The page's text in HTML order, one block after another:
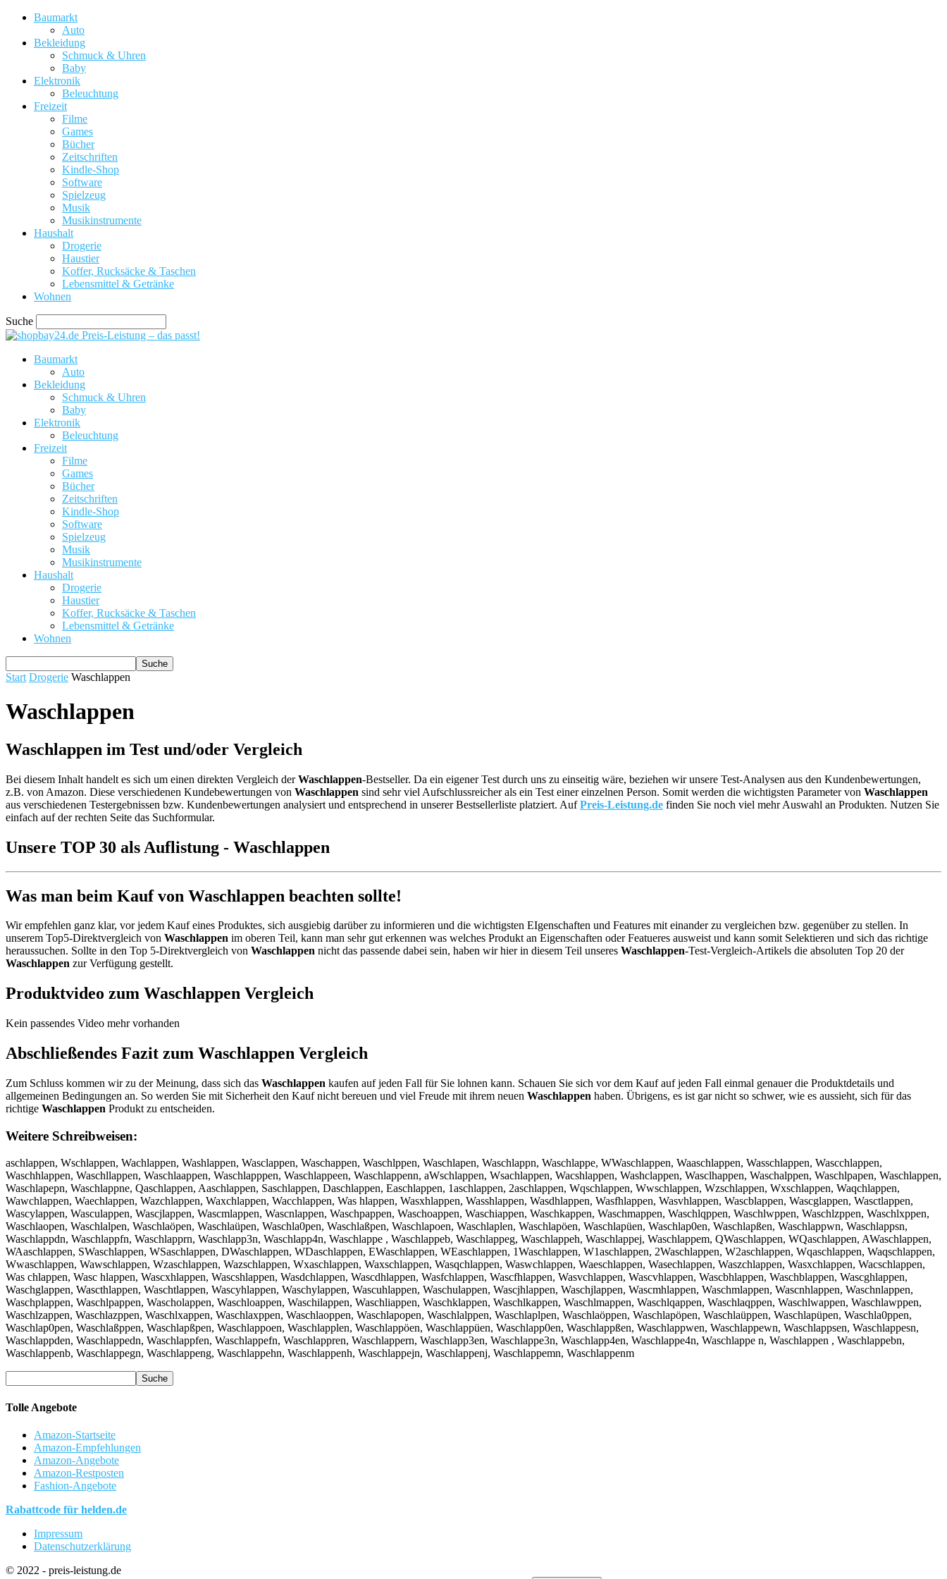
Baumarkt
Auto
Bekleidung
Schmuck & Uhren
Baby
Elektronik
Beleuchtung
Freizeit
Filme
Games
Bücher
Zeitschriften
Kindle-Shop
Software
Spielzeug
Musik
Musikinstrumente
Haushalt
Drogerie
Haustier
Koffer, Rucksäcke & Taschen
Lebensmittel & Getränke
Wohnen
Suche
Preis-Leistung – das passt!
Baumarkt
Auto
Bekleidung
Schmuck & Uhren
Baby
Elektronik
Beleuchtung
Freizeit
Filme
Games
Bücher
Zeitschriften
Kindle-Shop
Software
Spielzeug
Musik
Musikinstrumente
Haushalt
Drogerie
Haustier
Koffer, Rucksäcke & Taschen
Lebensmittel & Getränke
Wohnen
Start Drogerie Waschlappen
Waschlappen
Waschlappen im Test und/oder Vergleich
Bei diesem Inhalt handelt es sich um einen direkten Vergleich derWaschlappen-Bestseller. Da ein eigener Test durch uns zu einseitig wäre, beziehen wir unsere Test-Analysen aus den Kundenbewertungen,
z.B. von Amazon. Diese verschiedenen Kundebewertungen von Waschlappen sind sehr viel Aufschlussreicher als ein Test einer einzelnen Person. Somit werden die wichtigsten Parameter von Waschlappen
aus verschiedenen Testergebnissen bzw. Kundenbewertungen analysiert und entsprechend in unserer Bestsellerliste platziert. AufPreis-Leistung.de finden Sie noch viel mehr Auswahl an Produkten. Nutzen Sie
einfach auf der rechten Seite das Suchformular.
Unsere TOP 30 als Auflistung - Waschlappen
Was man beim Kauf von Waschlappen beachten sollte!
Wir empfehlen ganz klar, vor jedem Kauf eines Produktes, sich ausgiebig darüber zu informieren und die wichtigsten EIgenschaften und Features mit einander zu vergleichen bzw. gegenüber zu stellen. In
unserem Top5-Direktvergleich von Waschlappen im oberen Teil, kann man sehr gut erkennen was welches Produkt an Eigenschaften oder Featueres ausweist und kann somit Selektieren und sich das richtige
heraussuchen. Sollte in den Top 5-Direktvergleich von Waschlappen nicht das passende dabei sein, haben wir hier in diesem Teil unseres Waschlappen-Test-Vergleich-Artikels die absoluten Top 20 der
Waschlappen zur Verfügung gestellt.
Produktvideo zum Waschlappen Vergleich
Kein passendes Video mehr vorhanden
Abschließendes Fazit zum Waschlappen Vergleich
Zum Schluss kommen wir zu der Meinung, dass sich das Waschlappen kaufen auf jeden Fall für Sie lohnen kann. Schauen Sie sich vor dem Kauf auf jeden Fall einmal genauer die Produktdetails und
allgemeinen Bedingungen an. So werden Sie mit Sicherheit den Kauf nicht bereuen und viel Freude mit ihrem neuen Waschlappen haben. Übrigens, es ist gar nicht so schwer, wie es aussieht, sich für das
richtige Waschlappen Produkt zu entscheiden.
Weitere Schreibweisen:
aschlappen, Wschlappen, Wachlappen, Washlappen, Wasclappen, Waschappen, Waschlppen, Waschlapen, Waschlappn, Waschlappe, WWaschlappen, Waaschlappen, Wasschlappen, Wascchlappen,
Waschhlappen, Waschllappen, Waschlaappen, Waschlapppen, Waschlappeen, Waschlappenn, aWschlappen, Wsachlappen, Wacshlappen, Washclappen, Wasclhappen, Waschalppen, Waschlpapen, Waschlappen,
Waschlapepn, Waschlappne, Qaschlappen, Aaschlappen, Saschlappen, Daschlappen, Easchlappen, 1aschlappen, 2aschlappen, Wqschlappen, Wwschlappen, Wzschlappen, Wxschlappen, Waqchlappen,
Wawchlappen, Waechlappen, Wazchlappen, Waxchlappen, Wacchlappen, Was hlappen, Wasxhlappen, Wasshlappen, Wasdhlappen, Wasfhlappen, Wasvhlappen, Wascblappen, Wascglappen, Wasctlappen,
Wascylappen, Wasculappen, Wascjlappen, Wascmlappen, Wascnlappen, Waschpappen, Waschoappen, Waschiappen, Waschkappen, Waschmappen, Waschlqppen, Waschlwppen, Waschlzppen, Waschlxppen,
Waschlaopen, Waschlalpen, Waschlaöpen, Waschlaüpen, Waschla0pen, Waschlaßpen, Waschlapoen, Waschlaplen, Waschlapöen, Waschlapüen, Waschlap0en, Waschlapßen, Waschlappwn, Waschlappsn,
Waschlappdn, Waschlappfn, Waschlapprn, Waschlapp3n, Waschlapp4n, Waschlappe , Waschlappeb, Waschlappeg, Waschlappeh, Waschlappej, Waschlappem, QWaschlappen, WQaschlappen, AWaschlappen,
WAaschlappen, SWaschlappen, WSaschlappen, DWaschlappen, WDaschlappen, EWaschlappen, WEaschlappen, 1Waschlappen, W1aschlappen, 2Waschlappen, W2aschlappen, Wqaschlappen, Waqschlappen,
Wwaschlappen, Wawschlappen, Wzaschlappen, Wazschlappen, Wxaschlappen, Waxschlappen, Wasqchlappen, Waswchlappen, Waeschlappen, Wasechlappen, Waszchlappen, Wasxchlappen, Wacschlappen,
Was chlappen, Wasc hlappen, Wascxhlappen, Wascshlappen, Wasdchlappen, Wascdhlappen, Wasfchlappen, Wascfhlappen, Wasvchlappen, Wascvhlappen, Wascbhlappen, Waschblappen, Wascghlappen,
Waschglappen, Wascthlappen, Waschtlappen, Wascyhlappen, Waschylappen, Wascuhlappen, Waschulappen, Wascjhlappen, Waschjlappen, Wascmhlappen, Waschmlappen, Wascnhlappen, Waschnlappen,
Waschplappen, Waschlpappen, Wascholappen, Waschloappen, Waschilappen, Waschliappen, Waschklappen, Waschlkappen, Waschlmappen, Waschlqappen, Waschlaqppen, Waschlwappen, Waschlawppen,
Waschlzappen, Waschlazppen, Waschlxappen, Waschlaxppen, Waschlaoppen, Waschlapopen, Waschlalppen, Waschlaplpen, Waschlaöppen, Waschlapöpen, Waschlaüppen, Waschlapüpen, Waschla0ppen,
Waschlap0pen, Waschlaßppen, Waschlapßpen, Waschlappoen, Waschlapplen, Waschlappöen, Waschlappüen, Waschlapp0en, Waschlappßen, Waschlappwen, Waschlappewn, Waschlappsen, Waschlappesn,
Waschlappden, Waschlappedn, Waschlappfen, Waschlappefn, Waschlappren, Waschlappern, Waschlapp3en, Waschlappe3n, Waschlapp4en, Waschlappe4n, Waschlappe n, Waschlappen , Waschlappebn,
Waschlappenb, Waschlappegn, Waschlappeng, Waschlappehn, Waschlappenh, Waschlappejn, Waschlappenj, Waschlappemn, Waschlappenm
Tolle Angebote
Amazon-Startseite
Amazon-Empfehlungen
Amazon-Angebote
Amazon-Restposten
Fashion-Angebote
Rabattcode für helden.de
Impressum
Datenschutzerklärung
© 2022 - preis-leistung.de